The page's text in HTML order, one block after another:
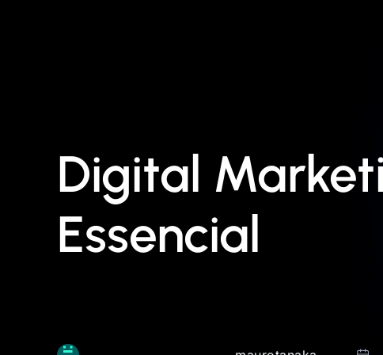
Digital
Essencial